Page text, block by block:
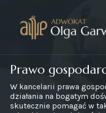
Prawo
W kancelarii prawa
działania na bogatym
skutecznie pomagać w